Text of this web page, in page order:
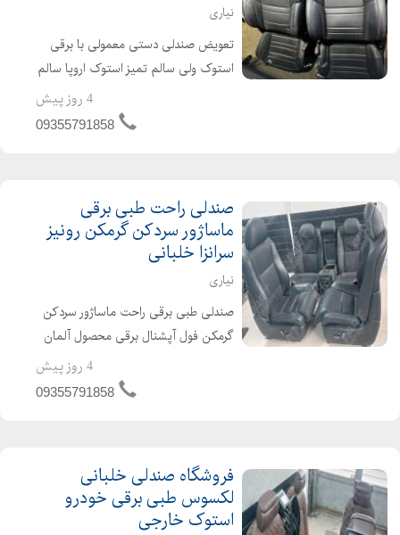
نیاری
تعویض صندلی دستی معمولی با برقی
استوک ولی سالم تمیز استوک اروپا سالم
در حد نو با انواع مدلهای متفاوت در
سایزهای متفاوت و رنگ های متفاوت
4 روز پیش
09355791858
صندلی راحت طبی برقی
ماساژور سردکن گرمکن رونیز
سرانزا خلبانی
نیاری
صندلی طبی برقی راحت ماساژور سردکن
گرمکن فول آپشنال برقی محصول آلمان
وارداتی ژاپن وارداتی قابل نصب دقیق
پیچب پیچ بر روی خودروهای سواری و
4 روز پیش
09355791858
فروشگاه‌ صندلی خلبانی
لکسوس طبی برقی خودرو
استوک خارجی